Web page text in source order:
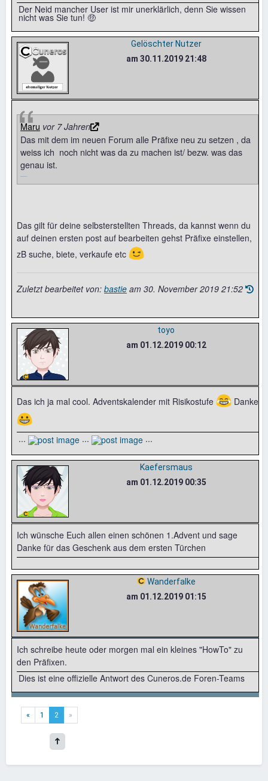
Der Neid mancher User ist mir unerklärlich, denn Sie wissen
nicht was Sie tun! 🤑
Gelöschter Nutzer
am 30.11.2019 21:48
Maru vor 7 Jahren
Das mit dem im neuen Forum alle Präfixe neu zu setzen , da
weiss ich noch nicht was da zu machen ist/ bezw. was das
genau ist.
Das gilt für deine selbsterstellten Threads, da kannst wenn du
auf deinen ersten post auf bearbeiten gehst Präfixe einstellen,
zB suche, biete, verkaufe etc 😉
Zuletzt bearbeitet von: bastie am 30. November 2019 21:52
toyo
am 01.12.2019 00:12
Das ich ja mal cool. Adventskalender mit Risikostufe 😂 Danke
😀
... ... ...
Kaefersmaus
am 01.12.2019 00:35
Ich wünsche Euch allen einen schönen 1.Advent und sage
Danke für das Geschenk aus dem ersten Türchen
Wanderfalke
am 01.12.2019 01:15
Ich schreibe heute oder morgen mal ein kleines "HowTo" zu
den Präfixen.
Dies ist eine offizielle Antwort des Cuneros.de Foren-Teams
« 1 2 »